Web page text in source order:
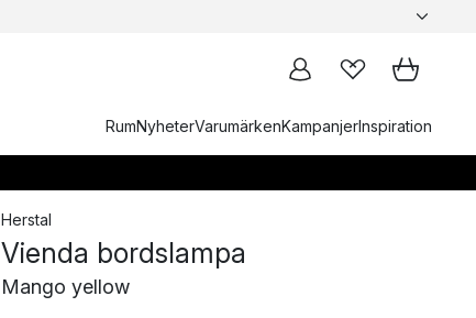
RumNyheterVarumärkenKampanjerInspiration
Herstal
Vienda bordslampa
Mango yellow